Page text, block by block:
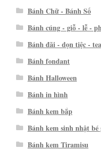
Bánh Chữ - Bánh Số
Bánh cúng - giỗ - lễ -
Bánh đãi - dọn tiệc -
Bánh fondant
Bánh Halloween
Bánh in hình
Bánh kem bắp
Bánh kem sinh nhật bé
Bánh kem Tiramisu